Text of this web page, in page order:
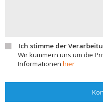
Ich stimme der
Wir kümmern uns um die
Informationen hier